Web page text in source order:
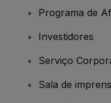
Programa de
Investidores
Serviço
Sala de